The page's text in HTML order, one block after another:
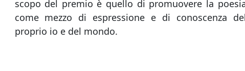
scopo del premio è quello di promuovere la
come mezzo di espressione e di conoscenza
proprio io e del mondo.